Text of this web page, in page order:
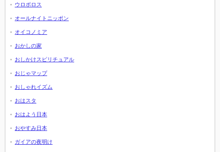
ウロボロス
オールナイトニッポン
オイコノミア
おかしの家
おしかけスピリチュアル
おじゃマップ
おしゃれイズム
おはスタ
おはよう日本
おやすみ日本
ガイアの夜明け